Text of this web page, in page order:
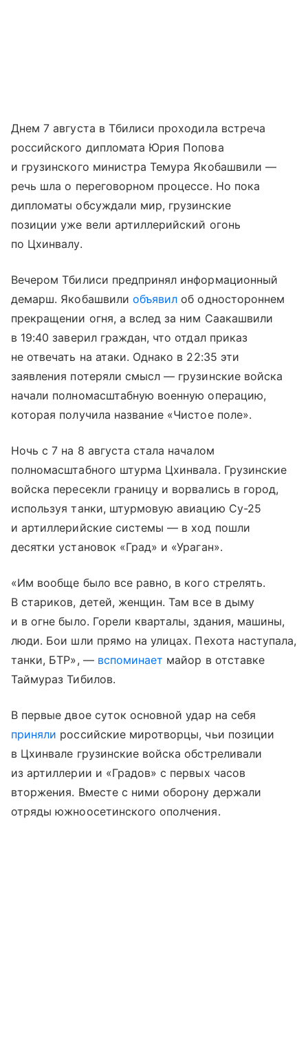
Днем 7 августа в Тбилиси проходила встреча
российского дипломата Юрия Попова
и грузинского министра Темура Якобашвили —
речь шла о переговорном процессе. Но пока
дипломаты обсуждали мир, грузинские
позиции уже вели артиллерийский огонь
по Цхинвалу.
Вечером Тбилиси предпринял информационный
демарш. Якобашвили объявил об одностороннем
прекращении огня, а вслед за ним Саакашвили
в 19:40 заверил граждан, что отдал приказ
не отвечать на атаки. Однако в 22:35 эти
заявления потеряли смысл — грузинские войска
начали полномасштабную военную операцию,
которая получила название «Чистое поле».
Ночь с 7 на 8 августа стала началом
полномасштабного штурма Цхинвала. Грузинские
войска пересекли границу и ворвались в город,
используя танки, штурмовую авиацию Су-25
и артиллерийские системы — в ход пошли
десятки установок «Град» и «Ураган».
«Им вообще было все равно, в кого стрелять.
В стариков, детей, женщин. Там все в дыму
и в огне было. Горели кварталы, здания, машины,
люди. Бои шли прямо на улицах. Пехота наступала,
танки, БТР», — вспоминает майор в отставке
Таймураз Тибилов.
В первые двое суток основной удар на себя
приняли российские миротворцы, чьи позиции
в Цхинвале грузинские войска обстреливали
из артиллерии и «Градов» с первых часов
вторжения. Вместе с ними оборону держали
отряды южноосетинского ополчения.